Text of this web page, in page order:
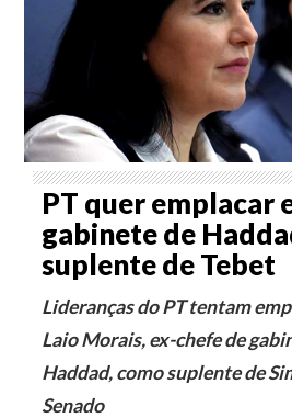
PT quer emplacar
gabinete de
suplente de Tebet
Lideranças do PT tentam
Laio Morais, ex-chefe de
Haddad, como suplente de
Senado